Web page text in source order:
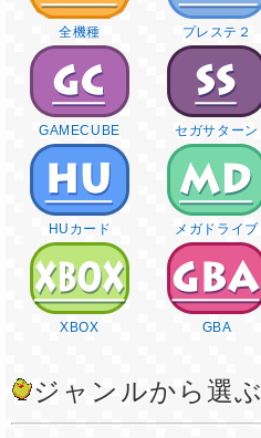
全機種 プレステ２
GAMECUBE セガサターン
HUカード メガドライブ
XBOX GBA
ジャンルから選ぶ